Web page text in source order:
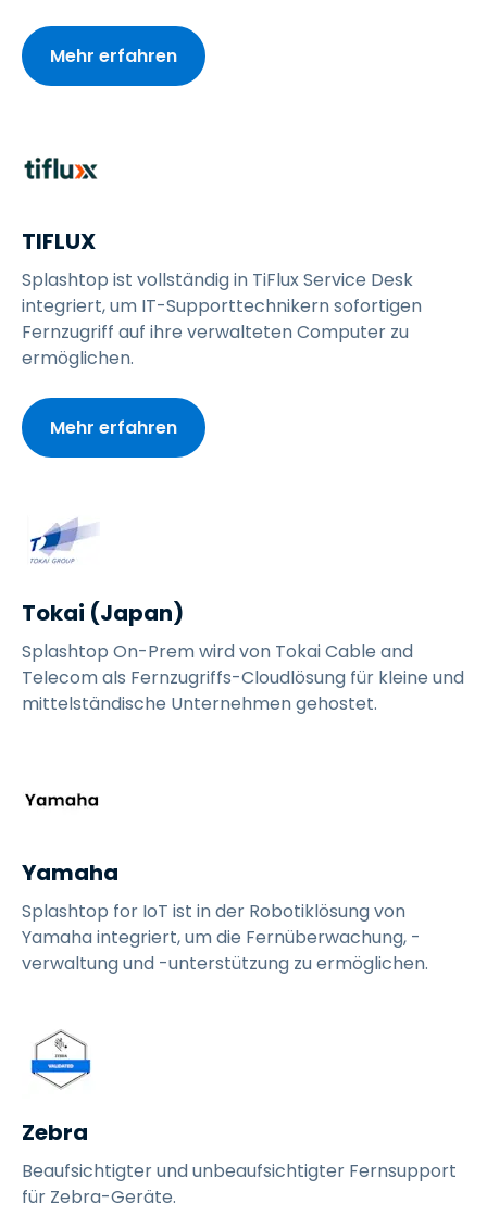
Mehr erfahren
TIFLUX
Splashtop ist vollständig in TiFlux Service Desk
integriert, um IT-Supporttechnikern sofortigen
Fernzugriff auf ihre verwalteten Computer zu
ermöglichen.
Mehr erfahren
Tokai (Japan)
Splashtop On-Prem wird von Tokai Cable and
Telecom als Fernzugriffs-Cloudlösung für kleine und
mittelständische Unternehmen gehostet.
Yamaha
Splashtop for IoT ist in der Robotiklösung von
Yamaha integriert, um die Fernüberwachung, -
verwaltung und -unterstützung zu ermöglichen.
Zebra
Beaufsichtigter und unbeaufsichtigter Fernsupport
für Zebra-Geräte.